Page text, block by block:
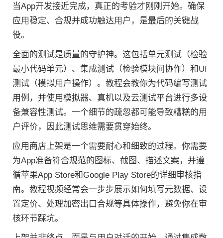
当App开发接近完成，真正的考验才刚刚开始。确保
应用稳定、合规并成功触达用户，是最后的关键战
役。
全面的测试是质量的守护神。这包括单元测试（检验
最小代码单元）、集成测试（检验模块间协作）和UI
测试（模拟用户操作）。教程会教你为代码编写测试
用例，并使用模拟器、真机以及云测试平台进行多设
备兼容性测试。一个细节的疏忽都可能导致糟糕的用
户评价，因此测试思维需要贯穿始终。
应用商店上架是一个需要耐心和细致的过程。你需要
为App准备符合规范的图标、截图、描述文案，并遵
循苹果App Store和Google Play Store的详细审核指
南。教程视频经常会一步步展示如何填写元数据、设
置定价、处理加密出口合规等具体操作，避免你在审
核环节踩坑。